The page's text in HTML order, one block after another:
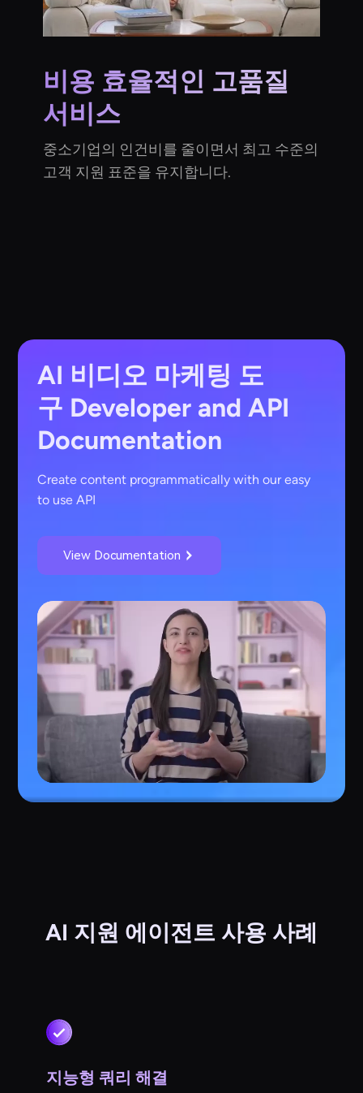
비용 효율적인 고품질
서비스
중소기업의 인건비를 줄이면서 최고 수준의
고객 지원 표준을 유지합니다.
AI 비디오 마케팅 도
구 Developer and API
Documentation
Create content programmatically with our easy
to use API
View Documentation
AI 지원 에이전트 사용 사례
지능형 쿼리 해결